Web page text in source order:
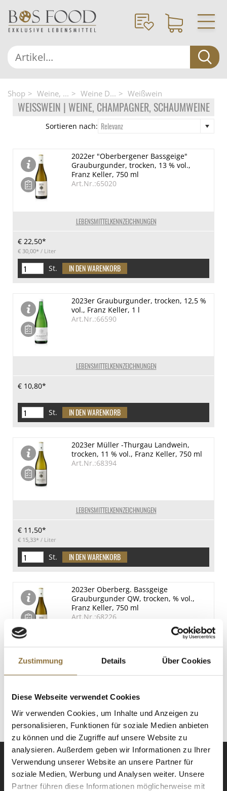
Zustimmung Details Über Cookies
Diese Webseite verwendet Cookies
Wir verwenden Cookies, um Inhalte und Anzeigen zu
personalisieren, Funktionen für soziale Medien anbieten
zu können und die Zugriffe auf unsere Website zu
analysieren. Außerdem geben wir Informationen zu Ihrer
Verwendung unserer Website an unsere Partner für
soziale Medien, Werbung und Analysen weiter. Unsere
Partner führen diese Informationen möglicherweise mit
Shop Weine, ... Weine D... Weißwein
WEISSWEIN | WEINE, CHAMPAGNER, SCHAUMWEINE
Sortieren nach: Relevanz
LEBENSMITTELKENNZEICHNUNGEN
2022er "Oberbergener Bassgeige"
Grauburgunder, trocken, 13 % vol.,
Franz Keller, 750 ml
Art.Nr.:65020
€ 22,50*
€ 30,00* / Liter
St.
LEBENSMITTELKENNZEICHNUNGEN
2023er Grauburgunder, trocken, 12,5 %
vol., Franz Keller, 1 l
Art.Nr.:66590
€ 10,80*
St.
LEBENSMITTELKENNZEICHNUNGEN
2023er Müller -Thurgau Landwein,
trocken, 11 % vol., Franz Keller, 750 ml
Art.Nr.:68394
€ 11,50*
€ 15,33* / Liter
St.
2023er Oberberg. Bassgeige
Grauburgunder QW, trocken, % vol.,
Franz Keller, 750 ml
Art.Nr.:68226
€ 22,50*
St.